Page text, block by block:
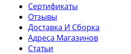
Сертификаты
Отзывы
Доставка И Сборка
Адреса Магазинов
Статьи